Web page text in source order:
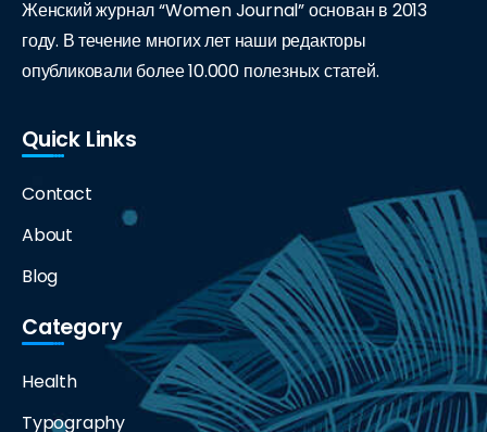
Женский журнал “Women Journal” основан в 2013
году. В течение многих лет наши редакторы
опубликовали более 10.000 полезных статей.
Quick Links
Contact
About
Blog
Category
Health
Typography